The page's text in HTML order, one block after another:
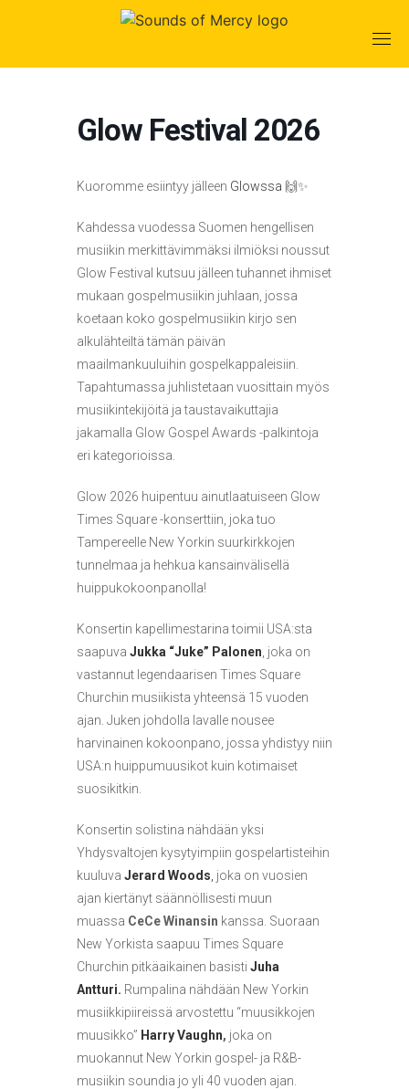
Glow Festival 2026
Kuoromme esiintyy jälleen Glowssa 🙌✨
Kahdessa vuodessa Suomen hengellisen
musiikin merkittävimmäksi ilmiöksi noussut
Glow Festival kutsuu jälleen tuhannet ihmiset
mukaan gospelmusiikin juhlaan, jossa
koetaan koko gospelmusiikin kirjo sen
alkulähteiltä tämän päivän
maailmankuuluihin gospelkappaleisiin.
Tapahtumassa juhlistetaan vuosittain myös
musiikintekijöitä ja taustavaikuttajia
jakamalla Glow Gospel Awards -palkintoja
eri kategorioissa.
Glow 2026 huipentuu ainutlaatuiseen Glow
Times Square -konserttiin, joka tuo
Tampereelle New Yorkin suurkirkkojen
tunnelmaa ja hehkua kansainvälisellä
huippukokoonpanolla!
Konsertin kapellimestarina toimii USA:sta
saapuva Jukka “Juke” Palonen , joka on
vastannut legendaarisen Times Square
Churchin musiikista yhteensä 15 vuoden
ajan. Juken johdolla lavalle nousee
harvinainen kokoonpano, jossa yhdistyy niin
USA:n huippumuusikot kuin kotimaiset
suosikitkin.
Konsertin solistina nähdään yksi
Yhdysvaltojen kysytyimpiin gospelartisteihin
kuuluva Jerard Woods joka on vuosien
ajan kiertänyt säännöllisesti muun
muassa CeCe Winansin kanssa. Suoraan
New Yorkista saapuu Times Square
Churchin pitkäaikainen basisti Juha
Antturi. Rumpalina nähdään New Yorkin
musiikkipiireissä arvostettu “muusikkojen
muusikko” Harry Vaughn, joka on
muokannut New Yorkin gospel- ja R&B-
musiikin soundia jo yli 40 vuoden ajan.